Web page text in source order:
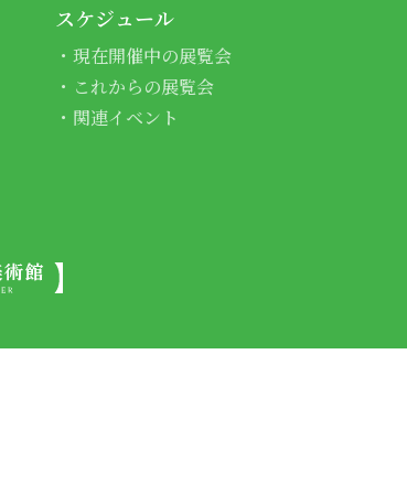
スケジュール
現在開催中の展覧会
これからの展覧会
関連イベント